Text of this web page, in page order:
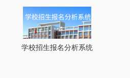
学校招生报名分析系统